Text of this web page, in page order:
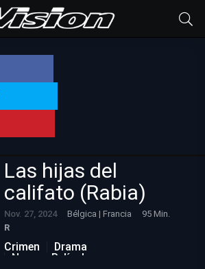
Las hijas del
califato (Rabia)
Nov. 27, 2024 Bélgica | Francia
95 Min.
R
Crimen
Drama
Nuevas Películas